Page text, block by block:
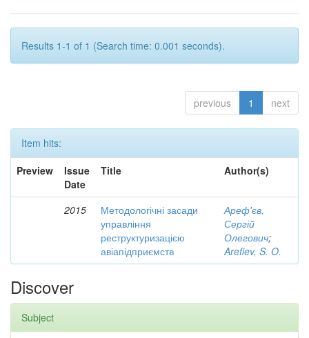
Results 1-1 of 1 (Search time: 0.001 seconds).
previous 1 next
Item hits:
Preview
Issue
Date
Title Author(s)
2015
Методологічні засади
управління
реструктуризацією
авіапідприємств
Ареф'єв,
Сергій
Олегович;
Arefiev, S. O.
Discover
Subject